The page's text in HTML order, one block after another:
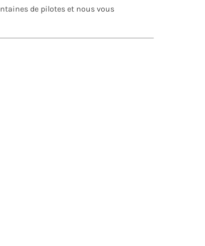
de pilotes et nous vous